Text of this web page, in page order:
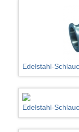
Edelstahl-
Edelstahl-